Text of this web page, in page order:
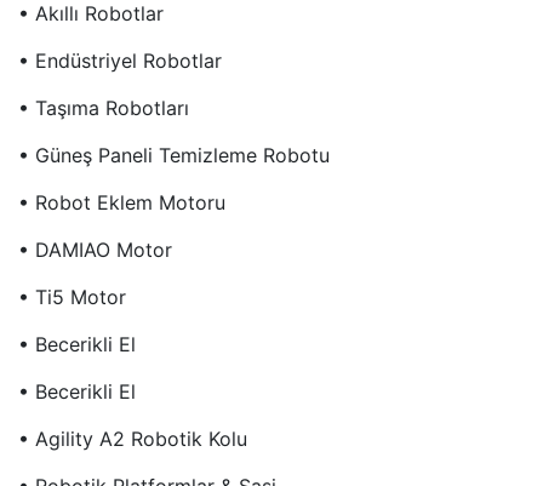
• Akıllı Robotlar
• Endüstriyel Robotlar
• Taşıma Robotları
• Güneş Paneli Temizleme Robotu
• Robot Eklem Motoru
• DAMIAO Motor
• Ti5 Motor
• Becerikli El
• Becerikli El
• Agility A2 Robotik Kolu